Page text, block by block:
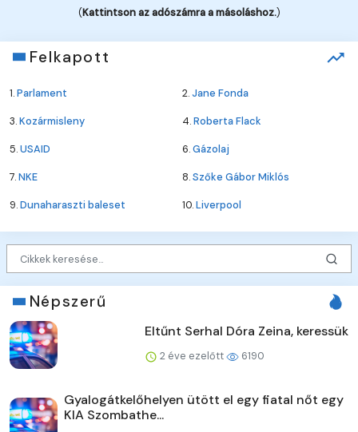
(Kattintson az adószámra a másoláshoz.)
Felkapott
1.Parlament 2.Jane Fonda
3.Kozármisleny 4.Roberta Flack
5.USAID 6.Gázolaj
7.NKE 8.Szőke Gábor Miklós
9.Dunaharaszti baleset 10.Liverpool
Népszerű
Eltűnt Serhal Dóra Zeina, keressük
2 éve ezelőtt 6190
Gyalogátkelőhelyen ütött el egy fiatal nőt egy
KIA Szombathe...